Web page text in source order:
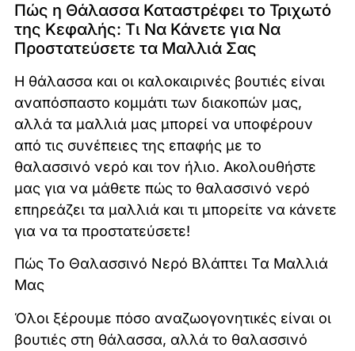
Πώς η Θάλασσα Καταστρέφει το Τριχωτό
της Κεφαλής: Τι Να Κάνετε για Να
Προστατεύσετε τα Μαλλιά Σας
Η θάλασσα και οι καλοκαιρινές βουτιές είναι
αναπόσπαστο κομμάτι των διακοπών μας,
αλλά τα μαλλιά μας μπορεί να υποφέρουν
από τις συνέπειες της επαφής με το
θαλασσινό νερό και τον ήλιο. Ακολουθήστε
μας για να μάθετε πώς το θαλασσινό νερό
επηρεάζει τα μαλλιά και τι μπορείτε να κάνετε
για να τα προστατεύσετε!
Πώς Το Θαλασσινό Νερό Βλάπτει Τα Μαλλιά
Μας
Όλοι ξέρουμε πόσο αναζωογονητικές είναι οι
βουτιές στη θάλασσα, αλλά το θαλασσινό